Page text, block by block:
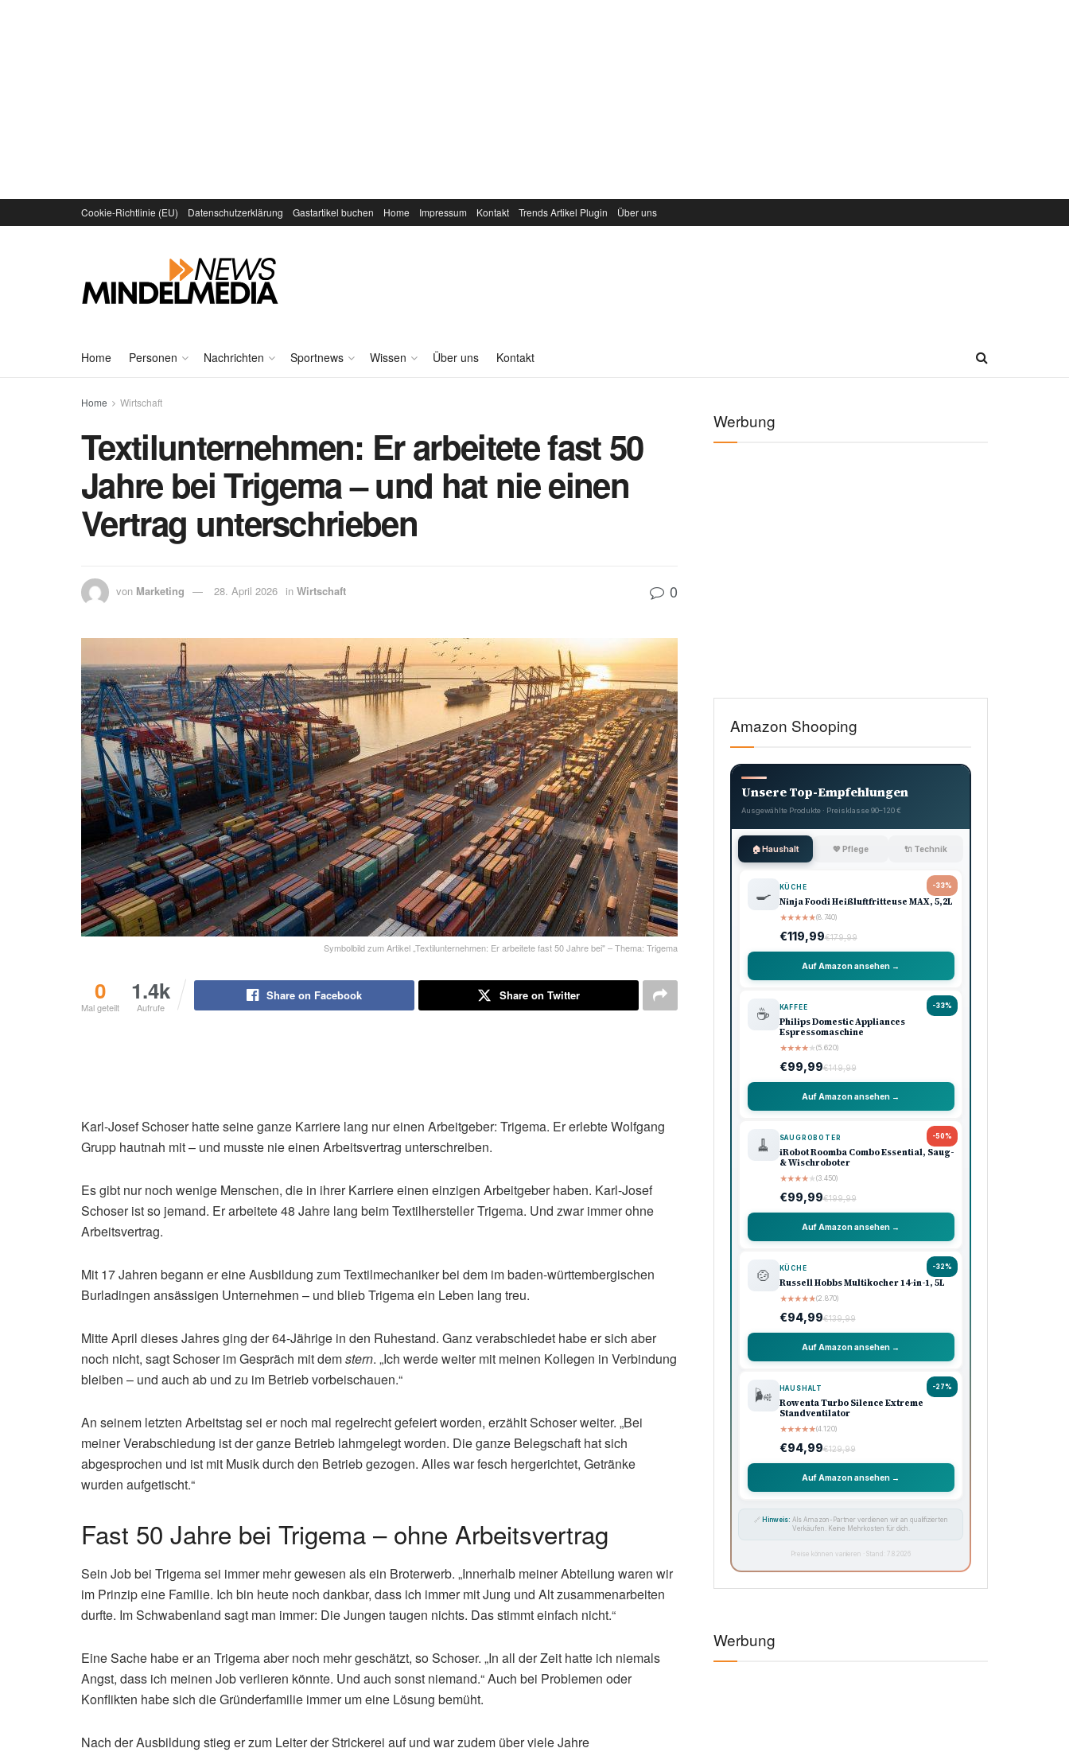
Cookie-Richtlinie (EU) Datenschutzerklärung Gastartikel buchen Home Impressum Kontakt Trends Artikel Plugin Über uns
Home Personen Nachrichten Sportnews Wissen Über uns Kontakt
Home Wirtschaft
Textilunternehmen: Er arbeitete fast 50
Jahre bei Trigema – und hat nie einen
Vertrag unterschrieben
von Marketing 28. April 2026 in Wirtschaft 0
Symbolbild zum Artikel „Textilunternehmen: Er arbeitete fast 50 Jahre bei" – Thema: Trigema
0
Mal geteilt
1.4k
Aufrufe
Share on Facebook Share on Twitter
Karl-Josef Schoser hatte seine ganze Karriere lang nur einen Arbeitgeber: Trigema. Er erlebte Wolfgang
Grupp hautnah mit – und musste nie einen Arbeitsvertrag unterschreiben.
Es gibt nur noch wenige Menschen, die in ihrer Karriere einen einzigen Arbeitgeber haben. Karl-Josef
Schoser ist so jemand. Er arbeitete 48 Jahre lang beim Textilhersteller Trigema. Und zwar immer ohne
Arbeitsvertrag.
Mit 17 Jahren begann er eine Ausbildung zum Textilmechaniker bei dem im baden-württembergischen
Burladingen ansässigen Unternehmen – und blieb Trigema ein Leben lang treu.
Mitte April dieses Jahres ging der 64-Jährige in den Ruhestand. Ganz verabschiedet habe er sich aber
noch nicht, sagt Schoser im Gespräch mit demstern. „Ich werde weiter mit meinen Kollegen in Verbindung
bleiben – und auch ab und zu im Betrieb vorbeischauen.“
An seinem letzten Arbeitstag sei er noch mal regelrecht gefeiert worden, erzählt Schoser weiter. „Bei
meiner Verabschiedung ist der ganze Betrieb lahmgelegt worden. Die ganze Belegschaft hat sich
abgesprochen und ist mit Musik durch den Betrieb gezogen. Alles war fesch hergerichtet, Getränke
wurden aufgetischt.“
Fast 50 Jahre bei Trigema – ohne Arbeitsvertrag
Sein Job bei Trigema sei immer mehr gewesen als ein Broterwerb. „Innerhalb meiner Abteilung waren wir
im Prinzip eine Familie. Ich bin heute noch dankbar, dass ich immer mit Jung und Alt zusammenarbeiten
durfte. Im Schwabenland sagt man immer: Die Jungen taugen nichts. Das stimmt einfach nicht.“
Eine Sache habe er an Trigema aber noch mehr geschätzt, so Schoser. „In all der Zeit hatte ich niemals
Angst, dass ich meinen Job verlieren könnte. Und auch sonst niemand.“ Auch bei Problemen oder
Konflikten habe sich die Gründerfamilie immer um eine Lösung bemüht.
Nach der Ausbildung stieg er zum Leiter der Strickerei auf und war zudem über viele Jahre
Werbung
Amazon Shooping
Unsere Top-Empfehlungen
Ausgewählte Produkte · Preisklasse 90–120 €
🏠 Haushalt 💖 Pflege 🔌 Technik
-33%
🍳 KÜCHE
Ninja Foodi Heißluftfritteuse MAX, 5,2L
★★★★★(8.740)
€119,99€179,99
Auf Amazon ansehen →
-33%
☕ KAFFEE
Philips Domestic Appliances
Espressomaschine
★★★★★(5.620)
€99,99€149,99
Auf Amazon ansehen →
-50%
🧹 SAUGROBOTER
iRobot Roomba Combo Essential, Saug-
& Wischroboter
★★★★★(3.450)
€99,99€199,99
Auf Amazon ansehen →
-32%
🍲 KÜCHE
Russell Hobbs Multikocher 14-in-1, 5L
★★★★★(2.870)
€94,99€139,99
Auf Amazon ansehen →
-27%
🌬️ HAUSHALT
Rowenta Turbo Silence Extreme
Standventilator
★★★★★(4.120)
€94,99€129,99
Auf Amazon ansehen →
🔗 Hinweis: Als Amazon-Partner verdienen wir an qualifizierten
Verkäufen. Keine Mehrkosten für dich.
Preise können variieren · Stand: 7.8.2026
Werbung